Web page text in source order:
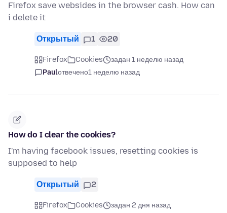
Firefox save websides in the browser cash. How can
i delete it
Открытый 1 20
Firefox Cookies
задан 1 неделю назад
Paulотвечено1 неделю назад
How do I clear the cookies?
I'm having facebook issues, resetting cookies is
supposed to help
Открытый 2
Firefox Cookies
задан 2 дня назад